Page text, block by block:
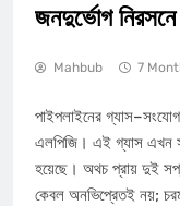
জনদুর্ভোগ
Mahbub 7
পাইপলাইনের
এলপিজি। এই গ্যাস এখন
হয়েছে। অথচ প্রায় দুই
কেবল অনভিপ্রেতই নয়;